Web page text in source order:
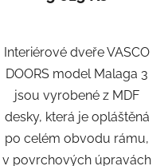
Interiérové dveře VASCO
DOORS model Malaga 3
jsou vyrobené z MDF
desky, která je opláštěná
po celém obvodu rámu,
v povrchových úpravách